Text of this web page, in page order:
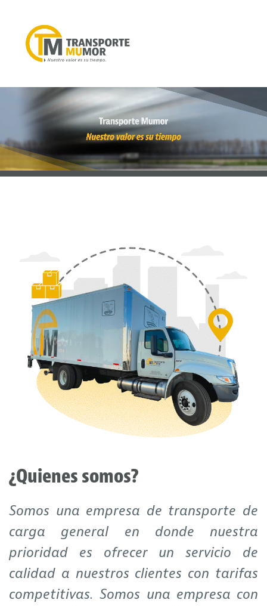
¿Quienes somos?
Somos una empresa de transporte de
carga general en donde nuestra
prioridad es ofrecer un servicio de
calidad a nuestros clientes con tarifas
competitivas. Somos una empresa con